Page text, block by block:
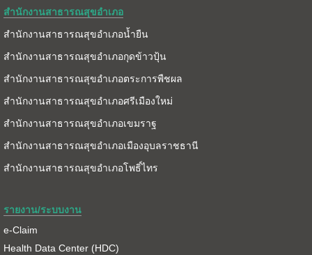
สำนักงานสาธารณสุขอำเภอ
สำนักงานสาธารณสุขอำเภอน้ำยืน
สำนักงานสาธารณสุขอำเภอกุดข้าวปุ้น
สำนักงานสาธารณสุขอำเภอตระการพืชผล
สำนักงานสาธารณสุขอำเภอศรีเมืองใหม่
สำนักงานสาธารณสุขอำเภอเขมราฐ
สำนักงานสาธารณสุขอำเภอเมืองอุบลราชธานี
สำนักงานสาธารณสุขอำเภอโพธิ์ไทร
รายงาน/ระบบงาน
e-Claim
Health Data Center (HDC)